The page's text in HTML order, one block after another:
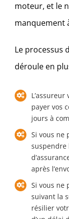
moteur, et le
manquement
Le processus
déroule en
payer vos
jours à
Si vous ne
suspendre
après
Si vous ne
suivant la
résilier